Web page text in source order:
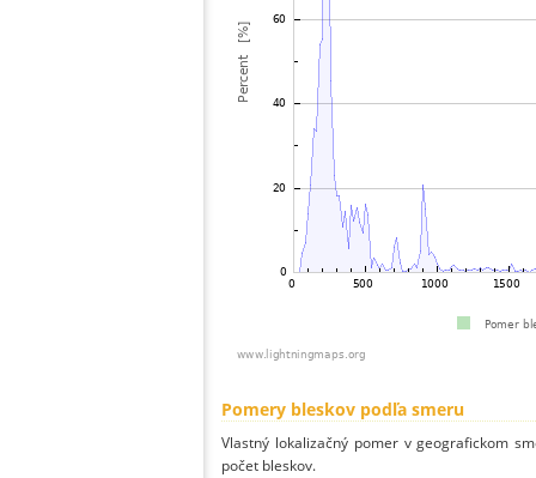
Pomery bleskov podľa smeru
Vlastný lokalizačný pomer v geografickom
počet bleskov.